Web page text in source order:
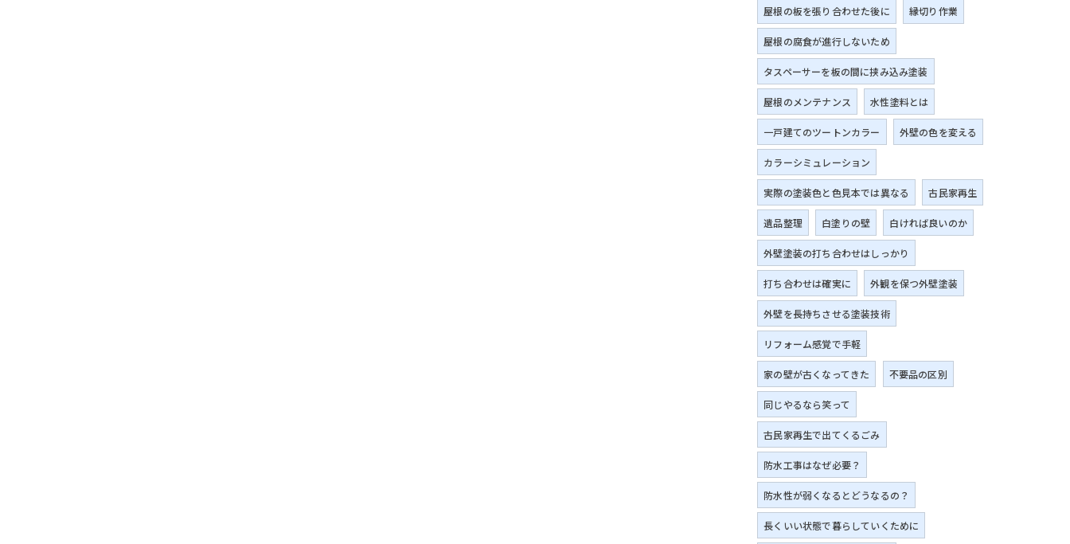
屋根の板を張り合わせた後に 縁切り作業
屋根の腐食が進行しないため
タスペーサーを板の間に挟み込み塗装
屋根のメンテナンス 水性塗料とは
一戸建てのツートンカラー 外壁の色を変える
カラーシミュレーション
実際の塗装色と色見本では異なる 古民家再生
遺品整理 白塗りの壁 白ければ良いのか
外壁塗装の打ち合わせはしっかり
打ち合わせは確実に 外観を保つ外壁塗装
外壁を長持ちさせる塗装技術
リフォーム感覚で手軽
家の壁が古くなってきた 不要品の区別
同じやるなら笑って
古民家再生で出てくるごみ
防水工事はなぜ必要？
防水性が弱くなるとどうなるの？
長くいい状態で暮らしていくために